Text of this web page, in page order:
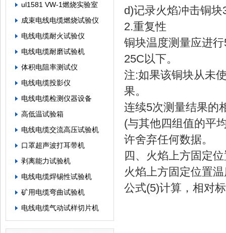
ul1581 VW-1燃烧实验室
成束电线电缆燃烧试验仪
电线电缆耐火试验仪
电线电缆耐磨试验机
体积电阻率测试仪
电线电缆投影仪
电线电缆检测仪器设备
高低温试验箱
电线电缆交流高压试验机
口罩超声波打耳带机
剥离能力试验机
电线电缆焊锡性试验机
矿用电缆弯曲试验机
电线电缆气动试样切片机
d)记录火焰冲击铜
2.重复性
铜块温度测量应进
25C以下。
注:如果该铜块从未
果。
连续5次测量结果的
(与其他四组值的平
许舍弃任何数据。
四、火焰上方固定
火焰上方固定位置
公式(5)计算，相对